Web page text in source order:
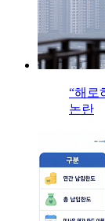
“해로
논란